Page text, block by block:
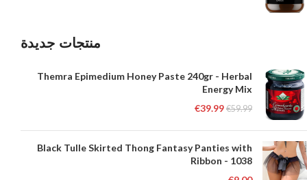
منتجات جديدة
Themra Epimedium Honey Paste 240gr - Herbal
Energy Mix
€59.99
€39.99
Black Tulle Skirted Thong Fantasy Panties with
Ribbon - 1038